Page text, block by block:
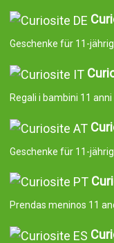
Geschenke für 11-
Regali i bambini 11 anni
Geschenke für 11-
Prendas meninos 11